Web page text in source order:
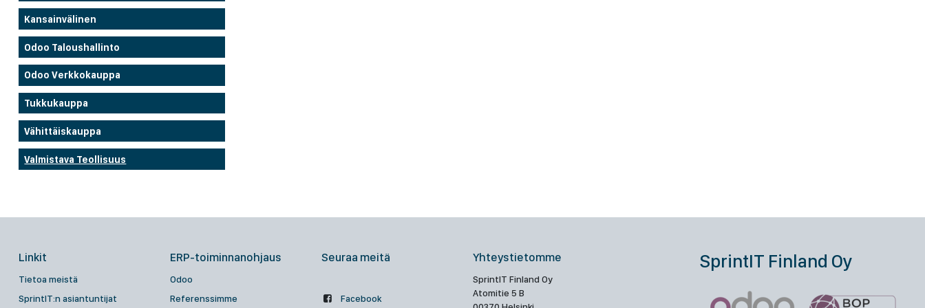
Kansainvälinen
Odoo Taloushallinto
Odoo Verkkokauppa
Tukkukauppa
Vähittäiskauppa
Valmistava Teollisuus
Linkit
Tietoa meistä
SprintIT:n asiantuntijat
ERP-toiminnanohjaus
Odoo
Referenssimme
Seuraa meitä
Facebook
Yhteystietomme
SprintIT Finland Oy
Atomitie 5 B
SprintIT Finland Oy